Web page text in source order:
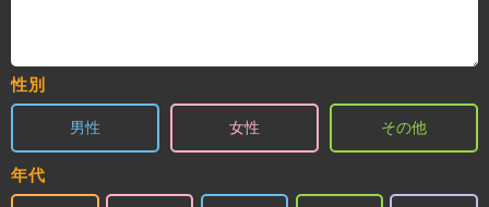
性別
男性 女性 その他
年代